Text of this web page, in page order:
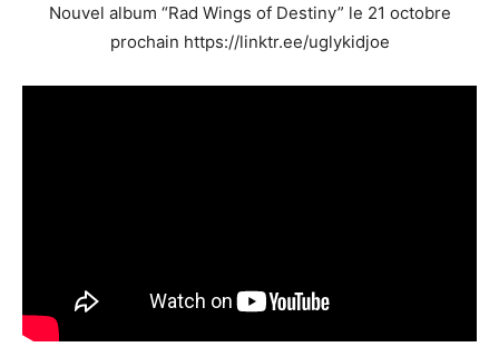
Nouvel album “Rad Wings of Destiny” le 21 octobre
prochain https://linktr.ee/uglykidjoe